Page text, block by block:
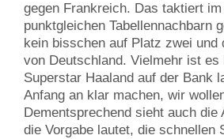
gegen Frankreich. Das taktiert
punktgleichen Tabellennachbarn
kein bisschen auf Platz zwei und
von Deutschland. Vielmehr ist es
Superstar Haaland auf der Bank
Anfang an klar machen, wir
Dementsprechend sieht auch die
die Vorgabe lautet, die schnellen